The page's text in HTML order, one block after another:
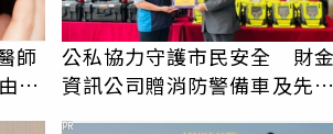
師
內
公私協力守護市民安全 財
資訊公司贈消防警備車及先
救災裝備
PR